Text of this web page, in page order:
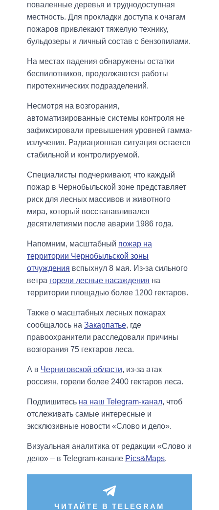
поваленные деревья и труднодоступная
местность. Для прокладки доступа к очагам
пожаров привлекают тяжелую технику,
бульдозеры и личный состав с бензопилами.
На местах падения обнаружены остатки
беспилотников, продолжаются работы
пиротехнических подразделений.
Несмотря на возгорания,
автоматизированные системы контроля не
зафиксировали превышения уровней гамма-
излучения. Радиационная ситуация остается
стабильной и контролируемой.
Специалисты подчеркивают, что каждый
пожар в Чернобыльской зоне представляет
риск для лесных массивов и животного
мира, который восстанавливался
десятилетиями после аварии 1986 года.
Напомним, масштабный пожар на
территории Чернобыльской зоны
отчуждения вспыхнул 8 мая. Из-за сильного
ветра горели лесные насаждения на
территории площадью более 1200 гектаров.
Также о масштабных лесных пожарах
сообщалось на Закарпатье, где
правоохранители расследовали причины
возгорания 75 гектаров леса.
А в Черниговской области, из-за атак
россиян, горели более 2400 гектаров леса.
Подпишитесь на наш Telegram-канал, чтоб
отслеживать самые интересные и
эксклюзивные новости «Слово и дело».
Визуальная аналитика от редакции «Слово и
дело» – в Telegram-канале Pics&Maps.
ЧИТАЙТЕ В TELEGRAM